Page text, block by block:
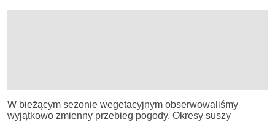
W bieżącym sezonie wegetacyjnym obserwowaliśmy
wyjątkowo zmienny przebieg pogody. Okresy suszy